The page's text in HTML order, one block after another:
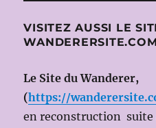
VISITEZ AUSSI LE
WANDERERSITE.COM
Le Site du Wanderer,
(https://
en reconstruction suite